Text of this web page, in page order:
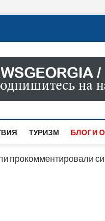
О СОБЫТИЯХ
ПОЛИТИКИ,
ТУРИЗМ БЛОГИ
прокомментировали